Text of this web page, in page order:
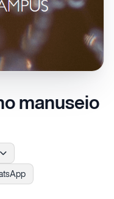
manuseio